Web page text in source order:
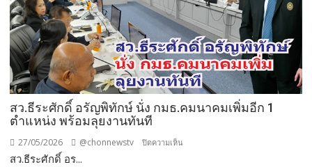
มั่นคง
แบบ
องค์
รวม
สว.ธีระศักดิ์ อรัญพิทักษ์ นั่ง กมธ.คมนาคมเพิ่มอีก 1
ตำแหน่ง พร้อมลุยงานทันที
27/05/2026 @chonnewstv ปิดความเห็น
สว.ธีระศักดิ์ อร...